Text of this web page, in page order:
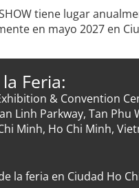
tiene lugar
en mayo 2027 en
Feria:
& Convention
Linh Parkway, Tan Phu
Minh, Ho Chi Minh,
la feria en Ciudad Ho